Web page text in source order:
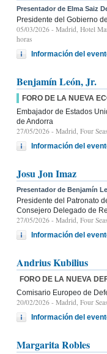
Presentador de Elma Saiz
Presidente del Gobierno
05/03/2026 - Madrid, Hotel
horas
Información del
Benjamín León, Jr.
FORO DE LA NUEVA
Embajador de Estados
de Andorra
27/05/2026 - Madrid, Four
Información del
Josu Jon Imaz
Presentador de Benjamín
Presidente del Patronato
Consejero Delegado de
27/05/2026 - Madrid, Four
Información del
Andrius Kubilius
FORO DE LA NUEVA
Comisario Europeo de
20/02/2026 - Madrid, Four
Información del
Margarita Robles